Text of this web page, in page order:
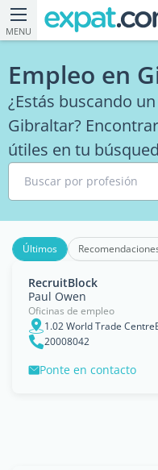
MENU
Empleo en
¿Estás buscando
Gibraltar?
útiles en tu
Buscar por profesión
Últimos
RecruitBlock
Paul Owen
Oficinas de empleo
1.02 World Trade
20008042
Ponte en contacto